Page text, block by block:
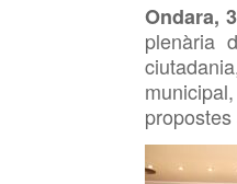
Ondara,
plenària